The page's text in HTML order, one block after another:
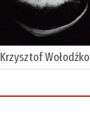
Krzysztof Wołodźko